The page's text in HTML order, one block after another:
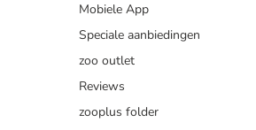
Mobiele App
Speciale aanbiedingen
zoo outlet
Reviews
zooplus folder